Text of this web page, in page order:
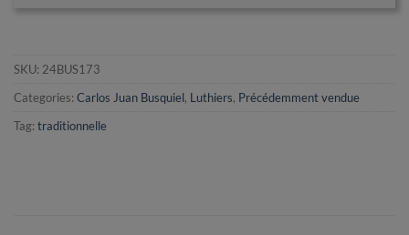
SKU: 24BUS173
Categories: Carlos Juan Busquiel, Luthiers, Précédemment vendue
Tag: traditionnelle